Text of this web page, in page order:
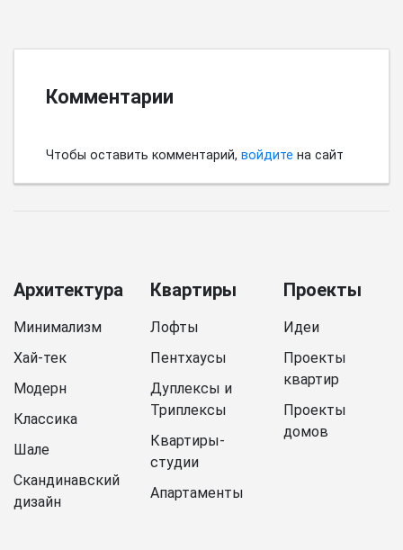
Комментарии
Чтобы оставить комментарий, войдите на сайт
Архитектура
Минимализм
Хай-тек
Модерн
Классика
Шале
Скандинавский
дизайн
Квартиры
Лофты
Пентхаусы
Дуплексы и
Триплексы
Квартиры-
студии
Апартаменты
Проекты
Идеи
Проекты
квартир
Проекты
домов